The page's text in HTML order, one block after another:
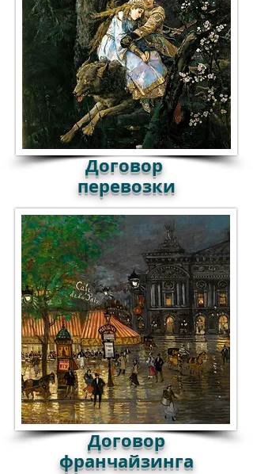
Договор
перевозки
Договор
франчайзинга